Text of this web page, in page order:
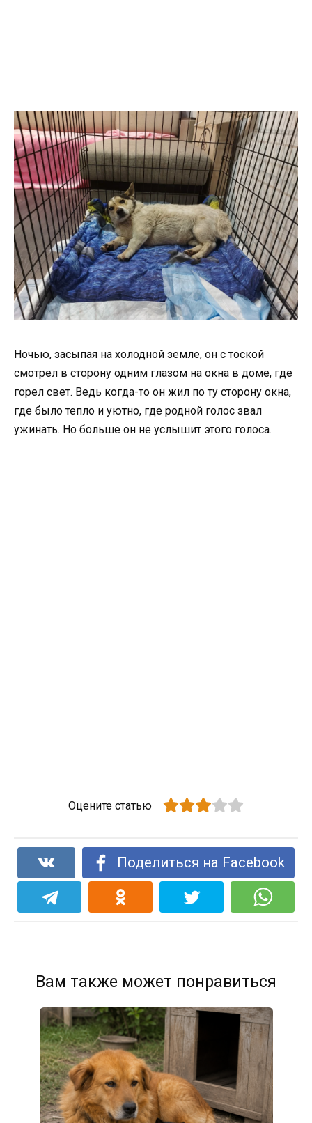
Ночью, засыпая на холодной земле, он с тоской
смотрел в сторону одним глазом на окна в доме, где
горел свет. Ведь когда-то он жил по ту сторону окна,
где было тепло и уютно, где родной голос звал
ужинать. Но больше он не услышит этого голоса.
Оцените статью
Поделиться на Facebook
Вам также может понравиться